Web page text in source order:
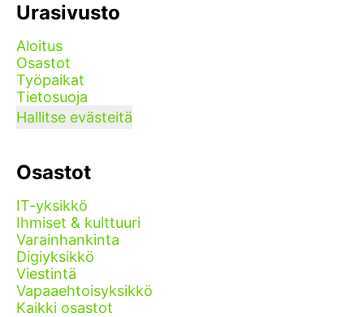
Urasivusto
Aloitus
Osastot
Työpaikat
Tietosuoja
Hallitse evästeitä
Osastot
IT-yksikkö
Ihmiset & kulttuuri
Varainhankinta
Digiyksikkö
Viestintä
Vapaaehtoisyksikkö
Kaikki osastot